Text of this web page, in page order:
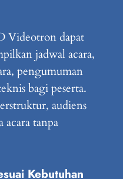
Videotron dapat
jadwal acara,
pengumuman
bagi peserta.
audiens
tanpa
Kebutuhan